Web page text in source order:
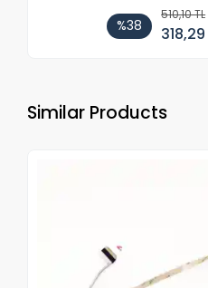
%38
510,10 TL
Similar Products